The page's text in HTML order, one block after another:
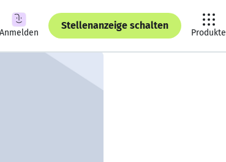
Anmelden
Stellenanzeige schalten
Produkte